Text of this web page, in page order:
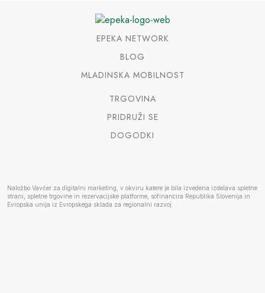
EPEKA NETWORK
BLOG
MLADINSKA MOBILNOST
TRGOVINA
PRIDRUŽI SE
DOGODKI
Naložbo Vavčer za digitalni marketing, v okviru katere je bila izvedena izdelava spletne
strani, spletne trgovine in rezervacijske platforme, sofinancira Republika Slovenija in
Evropska unija iz Evropskega sklada za regionalni razvoj.